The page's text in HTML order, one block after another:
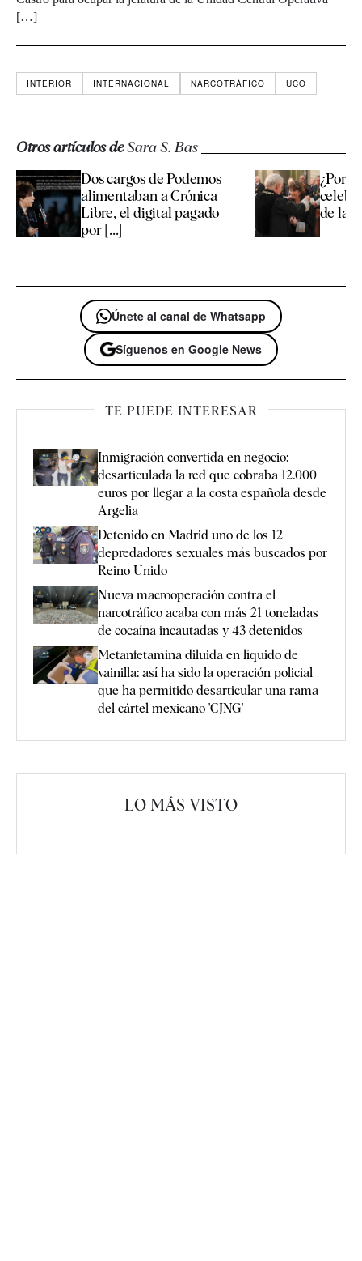
[…]
INTERIOR INTERNACIONAL NARCOTRÁFICO UCO
Otros artículos deSara S. Bas
Dos cargos de Podemos
alimentaban a Crónica
Libre, el digital pagado
por [...]
¿Por
de la
Únete al canal de Whatsapp
Síguenos en Google News
TE PUEDE INTERESAR
Inmigración convertida en negocio:
desarticulada la red que cobraba 12.000
euros por llegar a la costa española desde
Argelia
Detenido en Madrid uno de los 12
depredadores sexuales más buscados por
Reino Unido
Nueva macrooperación contra el
narcotráfico acaba con más 21 toneladas
de cocaína incautadas y 43 detenidos
Metanfetamina diluida en líquido de
vainilla: así ha sido la operación policial
que ha permitido desarticular una rama
del cártel mexicano 'CJNG'
LO MÁS VISTO